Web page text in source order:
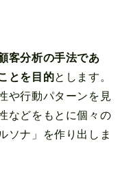
客分析の手法であ
とを目的とします。
や行動パターンを見
などをもとに個々の
ソナ」を作り出しま